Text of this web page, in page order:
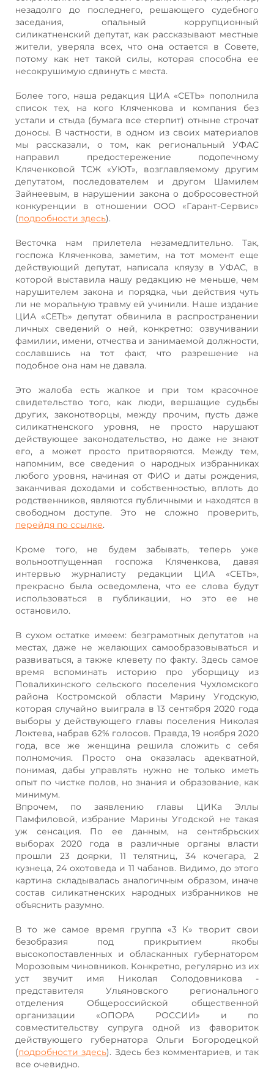
незадолго до последнего, решающего судебного
заседания, опальный коррупционный
силикатненский депутат, как рассказывают местные
жители, уверяла всех, что она остается в Совете,
потому как нет такой силы, которая способна ее
несокрушимую сдвинуть с места.
Более того, наша редакция ЦИА «СЕТЬ» пополнила
список тех, на кого Кляченкова и компания без
устали и стыда (бумага все стерпит) отныне строчат
доносы. В частности, в одном из своих материалов
мы рассказали, о том, как региональный УФАС
направил предостережение подопечному
Кляченковой ТСЖ «УЮТ», возглавляемому другим
депутатом, последователем и другом Шамилем
Зайнеевым, в нарушении закона о добросовестной
конкуренции в отношении ООО «Гарант-Сервис»
(подробности здесь).
Весточка нам прилетела незамедлительно. Так,
госпожа Кляченкова, заметим, на тот момент еще
действующий депутат, написала кляузу в УФАС, в
которой выставила нашу редакцию не меньше, чем
нарушителем закона и порядка, чьи действия чуть
ли не моральную травму ей учинили. Наше издание
ЦИА «СЕТЬ» депутат обвинила в распространении
личных сведений о ней, конкретно: озвучивании
фамилии, имени, отчества и занимаемой должности,
сославшись на тот факт, что разрешение на
подобное она нам не давала.
Это жалоба есть жалкое и при том красочное
свидетельство того, как люди, вершащие судьбы
других, законотворцы, между прочим, пусть даже
силикатненского уровня, не просто нарушают
действующее законодательство, но даже не знают
его, а может просто притворяются. Между тем,
напомним, все сведения о народных избранниках
любого уровня, начиная от ФИО и даты рождения,
заканчивая доходами и собственностью, вплоть до
родственников, являются публичными и находятся в
свободном доступе. Это не сложно проверить,
перейдя по ссылке.
Кроме того, не будем забывать, теперь уже
вольноотпущенная госпожа Кляченкова, давая
интервью журналисту редакции ЦИА «СЕТЬ»,
прекрасно была осведомлена, что ее слова будут
использоваться в публикации, но это ее не
остановило.
В сухом остатке имеем: безграмотных депутатов на
местах, даже не желающих самообразовываться и
развиваться, а также клевету по факту. Здесь самое
время вспоминать историю про уборщицу из
Повалихинского сельского поселения Чухломского
района Костромской области Марину Угодскую,
которая случайно выиграла в 13 сентября 2020 года
выборы у действующего главы поселения Николая
Локтева, набрав 62% голосов. Правда, 19 ноября 2020
года, все же женщина решила сложить с себя
полномочия. Просто она оказалась адекватной,
понимая, дабы управлять нужно не только иметь
опыт по чистке полов, но знания и образование, как
минимум.
Впрочем, по заявлению главы ЦИКа Эллы
Памфиловой, избрание Марины Угодской не такая
уж сенсация. По ее данным, на сентябрьских
выборах 2020 года в различные органы власти
прошли 23 доярки, 11 телятниц, 34 кочегара, 2
кузнеца, 24 охотоведа и 11 чабанов. Видимо, до этого
картина складывалась аналогичным образом, иначе
состав силикатненских народных избранников не
объяснить разумно.
В то же самое время группа «3 К» творит свои
безобразия под прикрытием якобы
высокопоставленных и обласканных губернатором
Морозовым чиновников. Конкретно, регулярно из их
уст звучит имя Николая Солодовникова -
представителя Ульяновского регионального
отделения Общероссийской общественной
организации «ОПОРА РОССИИ» и по
совместительству супруга одной из фавориток
действующего губернатора Ольги Богородецкой
(подробности здесь). Здесь без комментариев, и так
все очевидно.